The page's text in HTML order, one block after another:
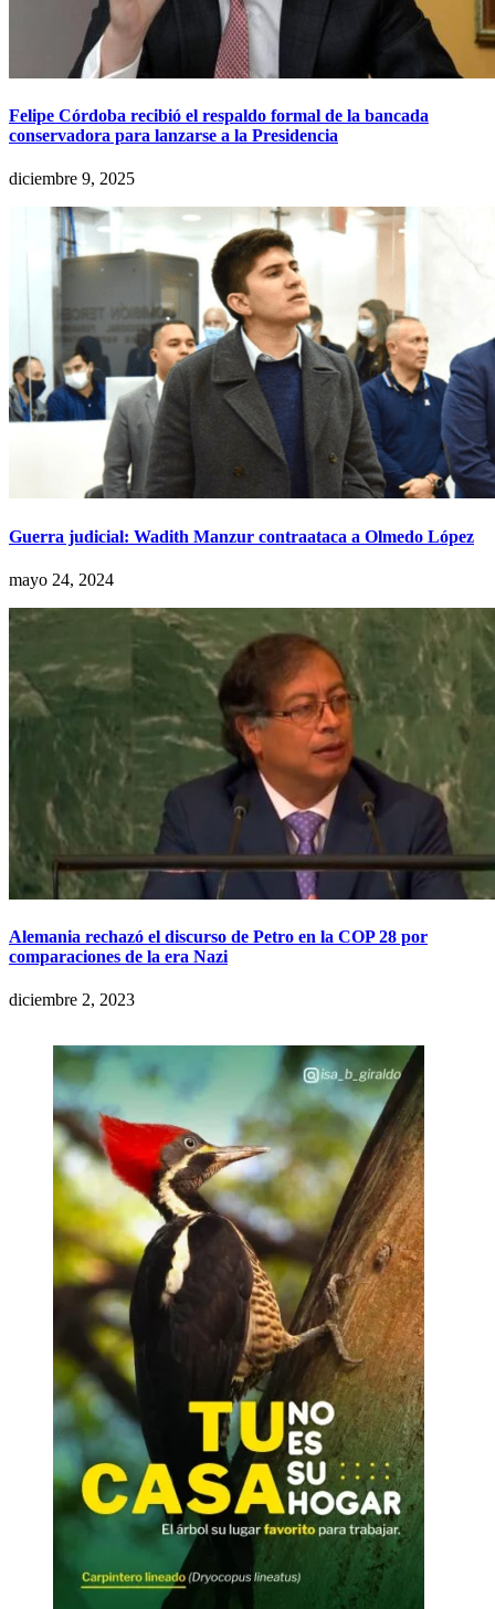
Felipe Córdoba recibió el respaldo formal de la bancada
conservadora para lanzarse a la Presidencia
diciembre 9, 2025
Guerra judicial: Wadith Manzur contraataca a Olmedo López
mayo 24, 2024
Alemania rechazó el discurso de Petro en la COP 28 por
comparaciones de la era Nazi
diciembre 2, 2023